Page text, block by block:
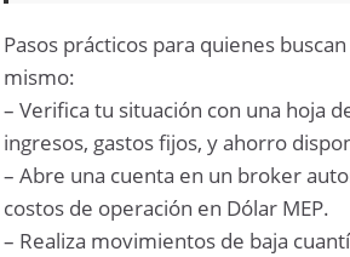
Pasos prácticos para quienes
mismo:
– Verifica tu situación con una hoja
ingresos, gastos fijos, y ahorro
– Abre una cuenta en un broker
costos de operación en Dólar MEP.
– Realiza movimientos de baja